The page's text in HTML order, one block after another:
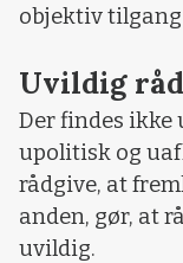
objektiv
Uvildig
Der findes ikke
upolitisk og
rådgive, at
anden, gør, at
uvildig.